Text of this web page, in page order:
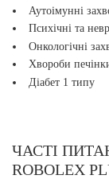
Аутоімунні
Психічні та
Онкологічні
Хвороби
Діабет 1 типу
ЧАСТІ
ROBOLEX